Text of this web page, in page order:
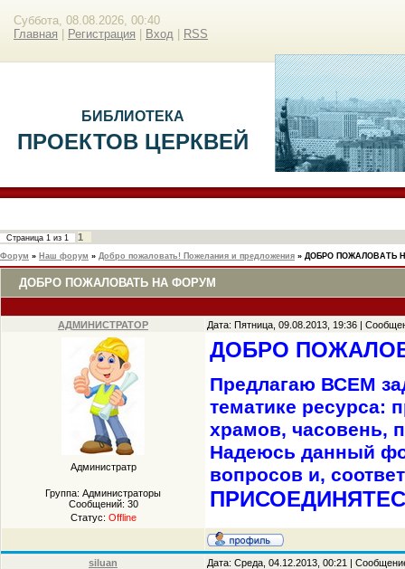
Суббота, 08.08.2026, 00:40
Главная
Регистрация Вход RSS
БИБЛИОТЕКА
ПРОЕКТОВ ЦЕРКВЕЙ
Страница 1 из 1 1
Форум » Наш форум » Добро пожаловать! Пожелания и предложения » ДОБРО ПОЖАЛОВАТЬ
ДОБРО ПОЖАЛОВАТЬ НА ФОРУМ
АДМИНИСТРАТОР Дата: Пятница, 09.08.2013, 19:36 |
Администратр
Группа: Администраторы
Сообщений: 30
Статус: Offline
ДОБРО
Предлагаю ВСЕМ
тематике ресурса:
храмов, часовень,
Надеюсь данный
вопросов и,
siluan Дата: Среда, 04.12.2013, 00:21 |